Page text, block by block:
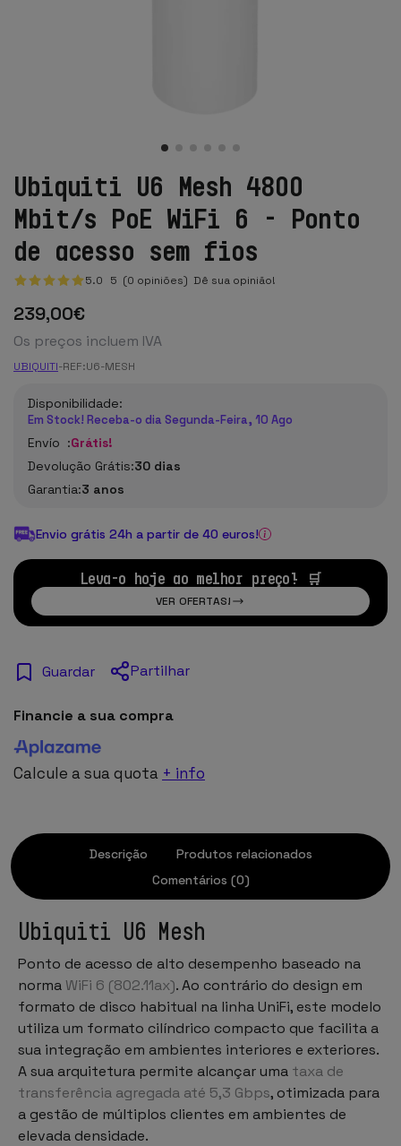
Ubiquiti U6 Mesh 4800
Mbit/s PoE WiFi 6 - Ponto
de acesso sem fios
5.0 5 (0 opiniões) Dê sua opinião!
239,00€
Os preços incluem IVA
UBIQUITI-REF:U6-MESH
Disponibilidade:
Em Stock! Receba-o dia Segunda-Feira, 10 Ago
Envío :Grátis!
Devolução Grátis:30 dias
Garantia:3 anos
Envio grátis 24h a partir de 40 euros!
Leva-o hoje ao melhor preço! 🛒
VER OFERTAS!
Guardar Partilhar
Financie a sua compra
Calcule a sua quota + info
Descrição
Produtos relacionados
Comentários (0)
Ubiquiti U6 Mesh
Ponto de acesso de alto desempenho baseado na
norma WiFi 6 (802.11ax). Ao contrário do design em
formato de disco habitual na linha UniFi, este modelo
utiliza um formato cilíndrico compacto que facilita a
sua integração em ambientes interiores e exteriores.
A sua arquitetura permite alcançar uma taxa de
transferência agregada até 5,3 Gbps, otimizada para
a gestão de múltiplos clientes em ambientes de
elevada densidade.